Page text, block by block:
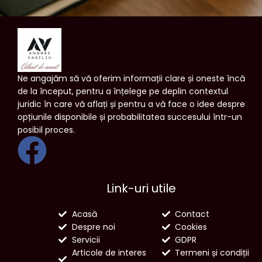
Ne angajăm să vă oferim informații clare și oneste încă
de la început, pentru a înțelege pe deplin contextul
juridic în care vă aflați și pentru a vă face o idee despre
opțiunile disponibile și probabilitatea succesului într-un
posibil proces.
Link-uri utile
Acasă
Despre noi
Servicii
Articole de interes
Contact
Cookies
GDPR
Termeni și condiții